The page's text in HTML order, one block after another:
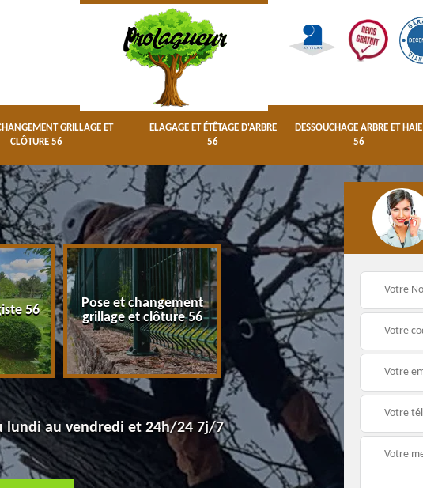
GRILLAGE ET
CLÔTURE 56
ELAGAGE ET ÉTÊTAGE D'ARBRE
56
DESSOUCHAGE ARBRE ET HAIE
56
56
Pose et changement
grillage et clôture 56
Elagage et étêtage
d'arbre 56
lundi au vendredi et 24h/24 7j/7